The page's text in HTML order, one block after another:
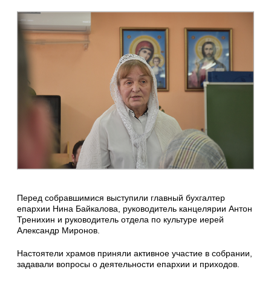
Перед собравшимися выступили главный бухгалтер
епархии Нина Байкалова, руководитель канцелярии Антон
Тренихин и руководитель отдела по культуре иерей
Александр Миронов.
Настоятели храмов приняли активное участие в собрании,
задавали вопросы о деятельности епархии и приходов.